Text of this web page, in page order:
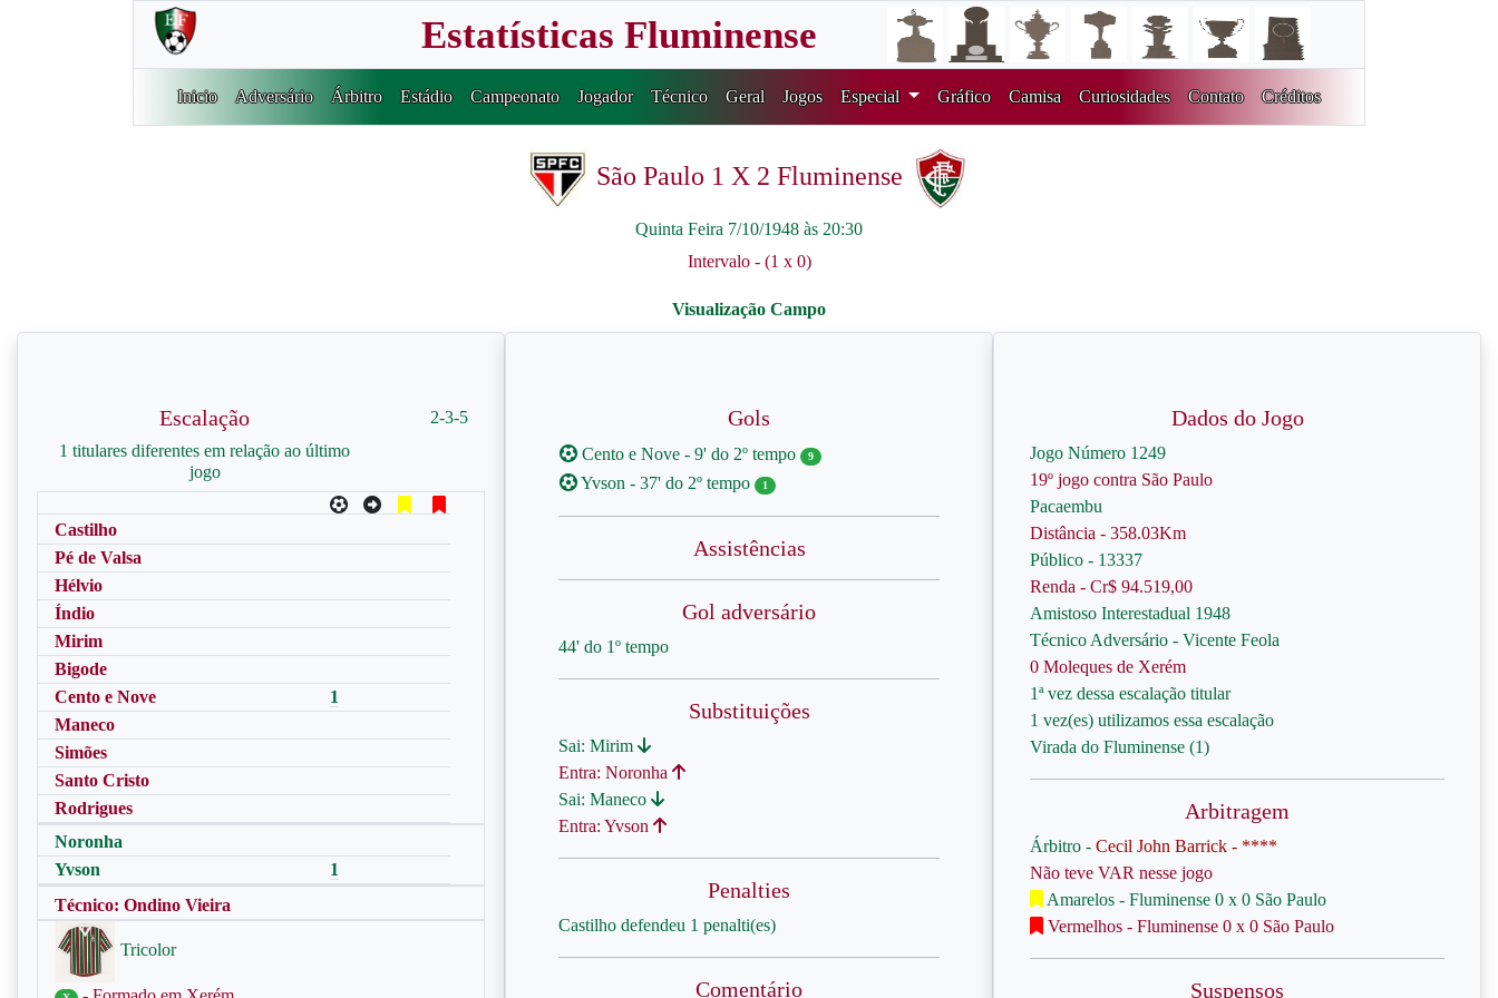
Estatísticas Fluminense
Inicio Adversário Árbitro Estádio Campeonato Jogador Técnico Geral Jogos Especial Gráfico Camisa Curiosidades Contato Créditos
São Paulo 1 X 2 Fluminense
Quinta Feira 7/10/1948 às 20:30
Intervalo - (1 x 0)
Escalação
1 titulares diferentes em relação ao último
jogo
2-3-5
Castilho
Pé de Valsa
Hélvio
Índio
Mirim
Bigode
Cento e Nove
1
Maneco
Simões
Santo Cristo
Rodrigues
Noronha
Yvson
1
Técnico: Ondino Vieira
Tricolor
Gols
Cento e Nove - 9' do 2º tempo 9
Yvson - 37' do 2º tempo 1
Assistências
Gol adversário
44' do 1º tempo
Substituições
Sai: Mirim
Entra: Noronha
Sai: Maneco
Entra: Yvson
Penalties
Castilho defendeu 1 penalti(es)
Comentário
Dados do Jogo
Jogo Número 1249
19º jogo contra São Paulo
Pacaembu
Distância - 358.03Km
Público - 13337
Renda - Cr$ 94.519,00
Amistoso Interestadual 1948
Técnico Adversário - Vicente Feola
0 Moleques de Xerém
1ª vez dessa escalação titular
1 vez(es) utilizamos essa escalação
Virada do Fluminense (1)
Arbitragem
Árbitro - Cecil John Barrick - ****
Não teve VAR nesse jogo
Amarelos - Fluminense 0 x 0 São Paulo
Vermelhos - Fluminense 0 x 0 São Paulo
Suspensos